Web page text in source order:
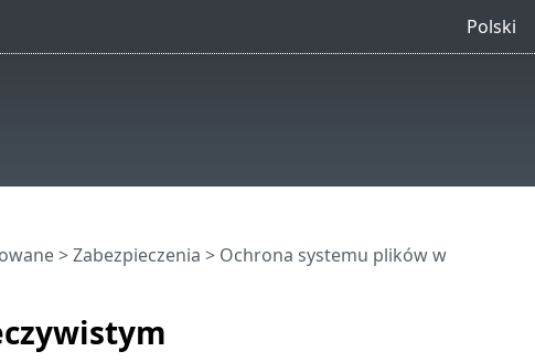
Polski
>Zabezpieczenia > Ochrona systemu plików w